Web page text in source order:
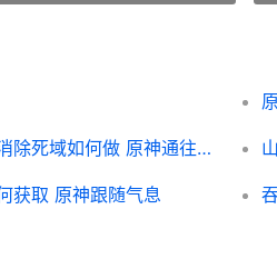
原神通往黯道的曲调消除死域如何做 原神通往深渊
获取 原神跟随气息